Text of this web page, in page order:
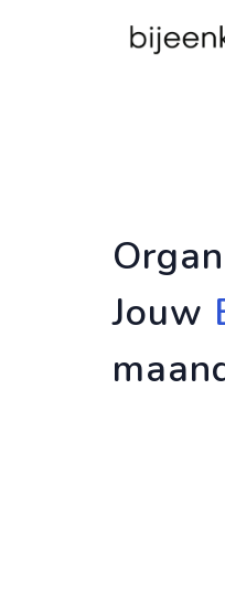
Jouw